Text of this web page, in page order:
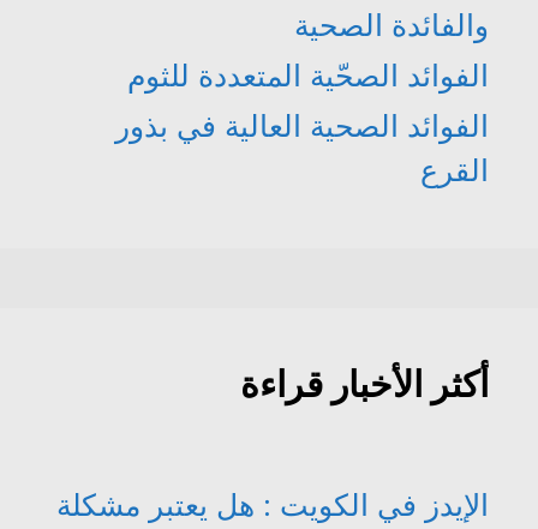
والفائدة الصحية
الفوائد الصحّية المتعددة للثوم
الفوائد الصحية العالية في بذور
القرع
أكثر الأخبار قراءة
الإيدز في الكويت : هل يعتبر مشكلة